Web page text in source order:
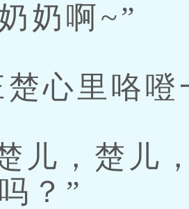
奶啊~”
心里咯噔
，楚儿
？”